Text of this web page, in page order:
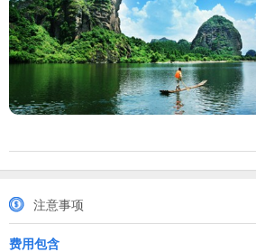
注意事项
费用包含